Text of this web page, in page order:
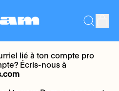
Search
site
lié à ton compte pro
Écris-nous à